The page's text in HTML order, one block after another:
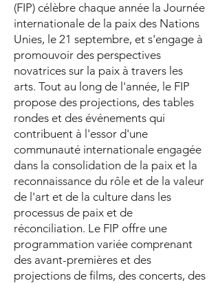
(FIP) célèbre chaque année la Journée
internationale de la paix des Nations
Unies, le 21 septembre, et s'engage à
promouvoir des perspectives
novatrices sur la paix à travers les
arts. Tout au long de l'année, le FIP
propose des projections, des tables
rondes et des événements qui
contribuent à l'essor d'une
communauté internationale engagée
dans la consolidation de la paix et la
reconnaissance du rôle et de la valeur
de l'art et de la culture dans les
processus de paix et de
réconciliation. Le FIP offre une
programmation variée comprenant
des avant-premières et des
projections de films, des concerts, des